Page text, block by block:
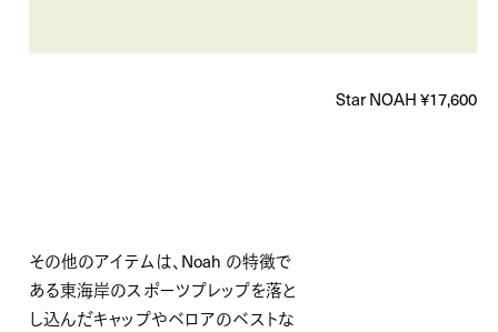
Star NOAH ¥17,600
その他のアイテムは、Noah の特徴で
ある東海岸のスポーツプレップを落と
し込んだキャップやベロアのベストな